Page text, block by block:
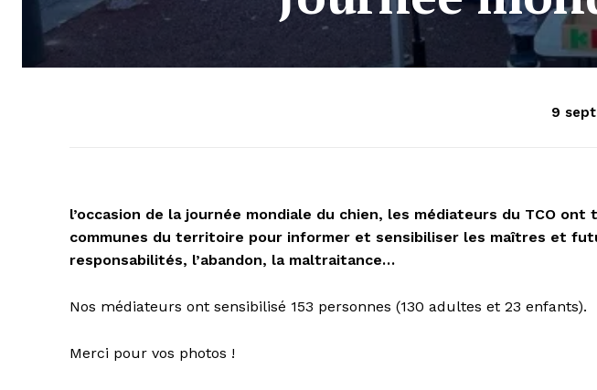
9
l’occasion de la journée mondiale du chien, les médiateurs du TCO
communes du territoire pour informer et sensibiliser les maîtres et
responsabilités, l’abandon, la maltraitance…
Nos médiateurs ont sensibilisé 153 personnes (130 adultes et 23 enfants).
Merci pour vos photos !